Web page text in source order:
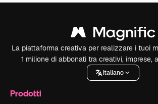
La piattaforma creativa per realizzare i tuoi
1 milione di abbonati tra creativi, imprese,
Italiano
Prodotti